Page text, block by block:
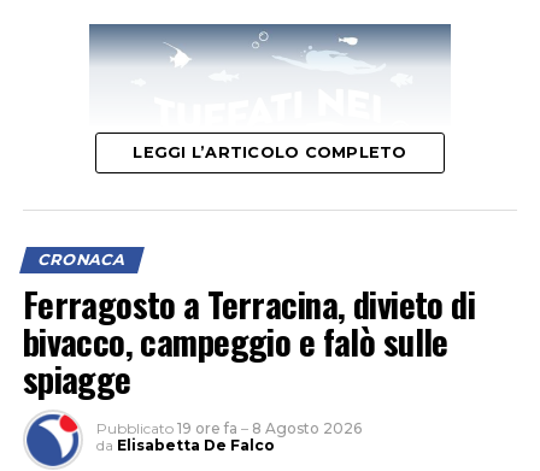
L’ipotesi è quella di un veicolo finito contro le tre auto,
il cui conducente non si sarebbe fermato dopo l’impatto
per verificare i danni né per lasciare i propri dati,
facendo perdere le proprie tracce.
LEGGI L’ARTICOLO COMPLETO
CRONACA
Ferragosto a Terracina, divieto di
bivacco, campeggio e falò sulle
spiagge
Pubblicato 19 ore fa – 8 Agosto 2026
da Elisabetta De Falco